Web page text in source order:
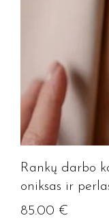
Rankų darbo
oniksas ir
85.00 €